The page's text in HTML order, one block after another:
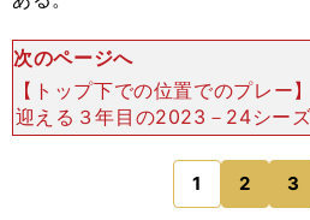
次のページへ
【トップ下での位置でのプレ
迎える３年目の2023－24シー
は、昨季以上に目に見える数字
いを見せるパフォーマンス＝
は、そこに
1 2 3